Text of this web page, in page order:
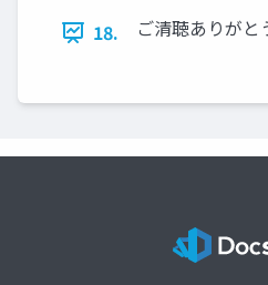
18. ご清聴ありがと